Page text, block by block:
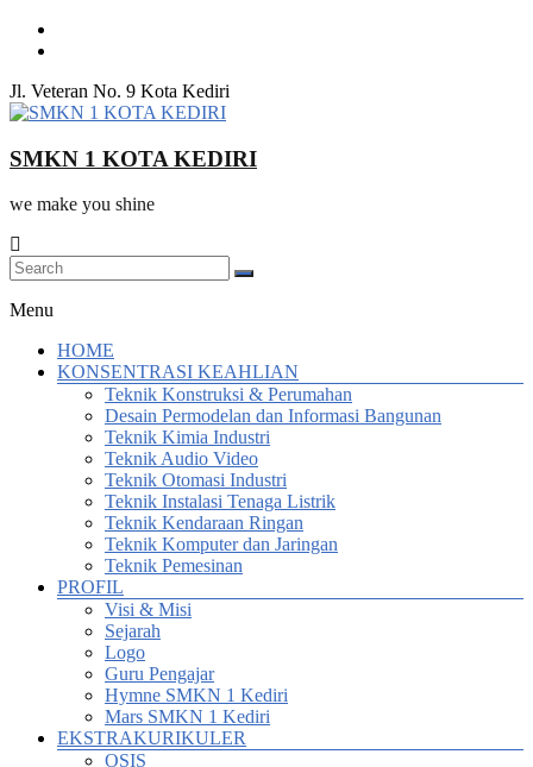
Skip
Jl. Veteran No. 9 Kota Kediri
SMKN 1 KOTA KEDIRI
we make you shine
Menu
HOME
KONSENTRASI KEAHLIAN
Teknik Konstruksi & Perumahan
Desain Permodelan dan Informasi Bangunan
Teknik Kimia Industri
Teknik Audio Video
Teknik Otomasi Industri
Teknik Instalasi Tenaga Listrik
Teknik Kendaraan Ringan
Teknik Komputer dan Jaringan
Teknik Pemesinan
PROFIL
Visi & Misi
Sejarah
Logo
Guru Pengajar
Hymne SMKN 1 Kediri
Mars SMKN 1 Kediri
EKSTRAKURIKULER
OSIS